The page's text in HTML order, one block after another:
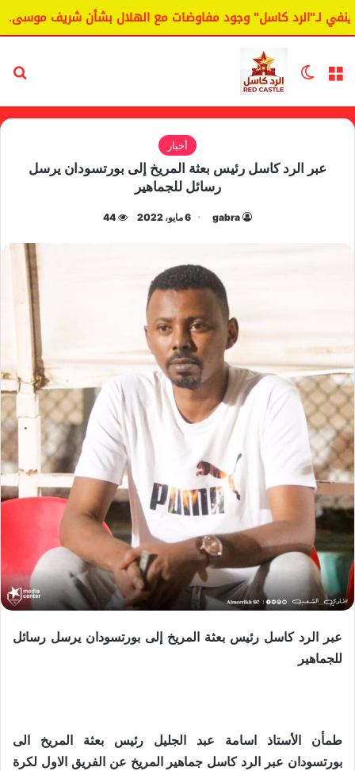
لـ"الرد كاسل" وجود مفاوضات مع الهلال بشأن شريف موسى.
القائمة الوضع المظلم
أخبار
عبر الرد كاسل رئيس بعثة المريخ إلى بورتسودان يرسل
رسائل للجماهير
gabra 6 مايو، 2022 44
عبر الرد كاسل رئيس بعثة المريخ إلى بورتسودان يرسل رسائل
للجماهير
طمأن الأستاذ اسامة عبد الجليل رئيس بعثة المريخ الى
بورتسودان عبر الرد كاسل جماهير المريخ عن الفريق الاول لكرة